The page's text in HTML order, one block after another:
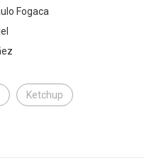
Fogaca
Ketchup